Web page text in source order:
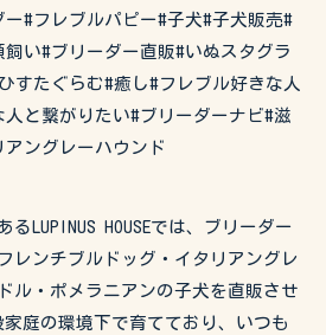
#フレブルパピー#子犬#子犬販売#
い#ブリーダー直販#いぬスタグラ
すたぐらむ#癒し#フレブル好きな人
と繋がりたい#ブリーダーナビ#滋
ングレーハウンド
LUPINUS HOUSEでは、ブリーダー
レンチブルドッグ・イタリアングレ
ル・ポメラニアンの子犬を直販させ
庭の環境下で育てており、いつも